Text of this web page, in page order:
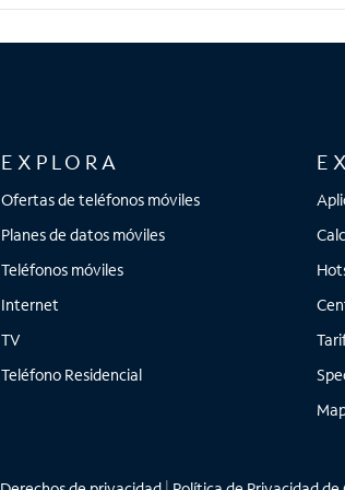
EXPLORA
Ofertas de teléfonos móviles
Planes de datos móviles
Teléfonos móviles
Internet
TV
Teléfono Residencial